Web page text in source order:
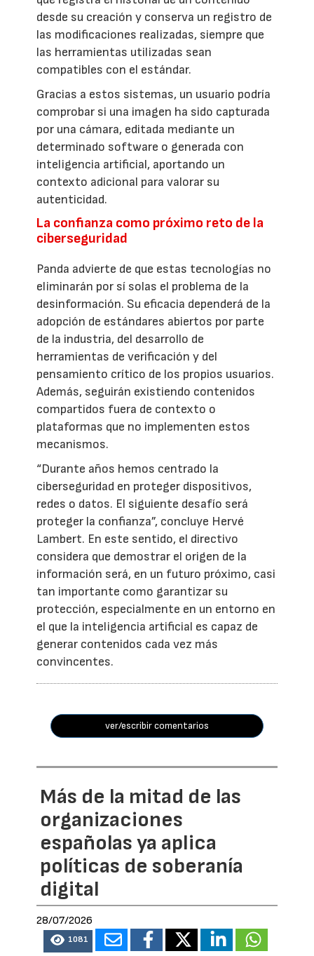
desde su creación y conserva un registro de
las modificaciones realizadas, siempre que
las herramientas utilizadas sean
compatibles con el estándar.
Gracias a estos sistemas, un usuario podría
comprobar si una imagen ha sido capturada
por una cámara, editada mediante un
determinado software o generada con
inteligencia artificial, aportando un
contexto adicional para valorar su
autenticidad.
La confianza como próximo reto de la
ciberseguridad
Panda advierte de que estas tecnologías no
eliminarán por sí solas el problema de la
desinformación. Su eficacia dependerá de la
adopción de estándares abiertos por parte
de la industria, del desarrollo de
herramientas de verificación y del
pensamiento crítico de los propios usuarios.
Además, seguirán existiendo contenidos
compartidos fuera de contexto o
plataformas que no implementen estos
mecanismos.
“Durante años hemos centrado la
ciberseguridad en proteger dispositivos,
redes o datos. El siguiente desafío será
proteger la confianza”, concluye Hervé
Lambert. En este sentido, el directivo
considera que demostrar el origen de la
información será, en un futuro próximo, casi
tan importante como garantizar su
protección, especialmente en un entorno en
el que la inteligencia artificial es capaz de
generar contenidos cada vez más
convincentes.
ver/escribir comentarios
Más de la mitad de las
organizaciones
españolas ya aplica
políticas de soberanía
digital
28/07/2026
1081